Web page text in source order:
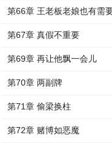
第66章 王老板老娘也有需
第67章 真假不重要
第69章 再让他飘一会儿
第70章 两副牌
第71章 偷梁换柱
第72章 赌博如恶魔